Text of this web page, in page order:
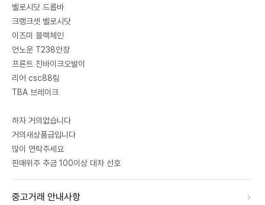
벨로시닷 드롭바
크랭크셋 벨로시닷
이즈미 블랙체인
언노운 T238안장
프론트 진바이크오발이
리어 csc88림
TBA 브레이크
하자 거의없습니다
거의새상품급입니다
많이 연락주세요
판매위주 추금 100이상 대차 선호
중고거래 안내사항